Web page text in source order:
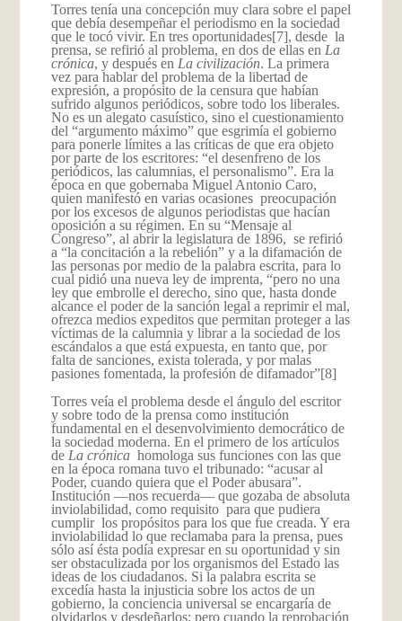
Torres tenía una concepción muy clara sobre el papel
que debía desempeñar el periodismo en la sociedad
que le tocó vivir. En tres oportunidades[7], desde la
prensa, se refirió al problema, en dos de ellas en La
crónica, y después en La civilización. La primera
vez para hablar del problema de la libertad de
expresión, a propósito de la censura que habían
sufrido algunos periódicos, sobre todo los liberales.
No es un alegato casuístico, sino el cuestionamiento
del “argumento máximo” que esgrimía el gobierno
para ponerle límites a las críticas de que era objeto
por parte de los escritores: “el desenfreno de los
periódicos, las calumnias, el personalismo”. Era la
época en que gobernaba Miguel Antonio Caro,
quien manifestó en varias ocasiones preocupación
por los excesos de algunos periodistas que hacían
oposición a su régimen. En su “Mensaje al
Congreso”, al abrir la legislatura de 1896, se refirió
a “la concitación a la rebelión” y a la difamación de
las personas por medio de la palabra escrita, para lo
cual pidió una nueva ley de imprenta, “pero no una
ley que embrolle el derecho, sino que, hasta donde
alcance el poder de la sanción legal a reprimir el mal,
ofrezca medios expeditos que permitan proteger a las
víctimas de la calumnia y librar a la sociedad de los
escándalos a que está expuesta, en tanto que, por
falta de sanciones, exista tolerada, y por malas
pasiones fomentada, la profesión de difamador”[8]
Torres veía el problema desde el ángulo del escritor
y sobre todo de la prensa como institución
fundamental en el desenvolvimiento democrático de
la sociedad moderna. En el primero de los artículos
de La crónicahomologa sus funciones con las que
en la época romana tuvo el tribunado: “acusar al
Poder, cuando quiera que el Poder abusara”.
Institución —nos recuerda— que gozaba de absoluta
inviolabilidad, como requisito para que pudiera
cumplir los propósitos para los que fue creada. Y era
inviolabilidad lo que reclamaba para la prensa, pues
sólo así ésta podía expresar en su oportunidad y sin
ser obstaculizada por los organismos del Estado las
ideas de los ciudadanos. Si la palabra escrita se
excedía hasta la injusticia sobre los actos de un
gobierno, la conciencia universal se encargaría de
olvidarlos y desdeñarlos; pero cuando la reprobación